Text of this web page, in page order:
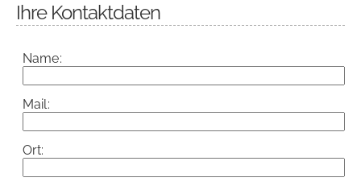
Ihre Kontaktdaten
Name:
Mail:
Ort: